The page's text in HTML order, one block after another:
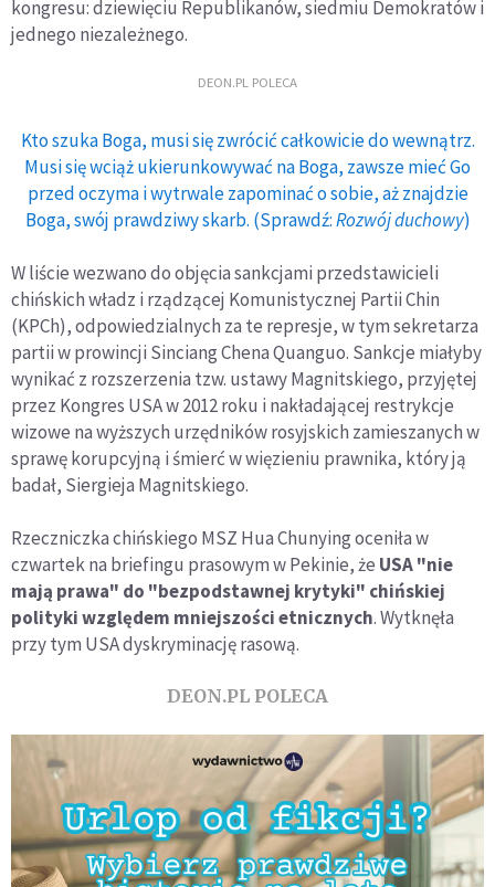
kongresu: dziewięciu Republikanów, siedmiu Demokratów i
jednego niezależnego.
DEON.PL POLECA
Kto szuka Boga, musi się zwrócić całkowicie do wewnątrz.
Musi się wciąż ukierunkowywać na Boga, zawsze mieć Go
przed oczyma i wytrwale zapominać o sobie, aż znajdzie
Boga, swój prawdziwy skarb. (Sprawdź:Rozwój duchowy)
W liście wezwano do objęcia sankcjami przedstawicieli
chińskich władz i rządzącej Komunistycznej Partii Chin
(KPCh), odpowiedzialnych za te represje, w tym sekretarza
partii w prowincji Sinciang Chena Quanguo. Sankcje miałyby
wynikać z rozszerzenia tzw. ustawy Magnitskiego, przyjętej
przez Kongres USA w 2012 roku i nakładającej restrykcje
wizowe na wyższych urzędników rosyjskich zamieszanych w
sprawę korupcyjną i śmierć w więzieniu prawnika, który ją
badał, Siergieja Magnitskiego.
Rzeczniczka chińskiego MSZ Hua Chunying oceniła w
czwartek na briefingu prasowym w Pekinie, że USA "nie
mają prawa" do "bezpodstawnej krytyki" chińskiej
polityki względem mniejszości etnicznych. Wytknęła
przy tym USA dyskryminację rasową.
DEON.PL POLECA